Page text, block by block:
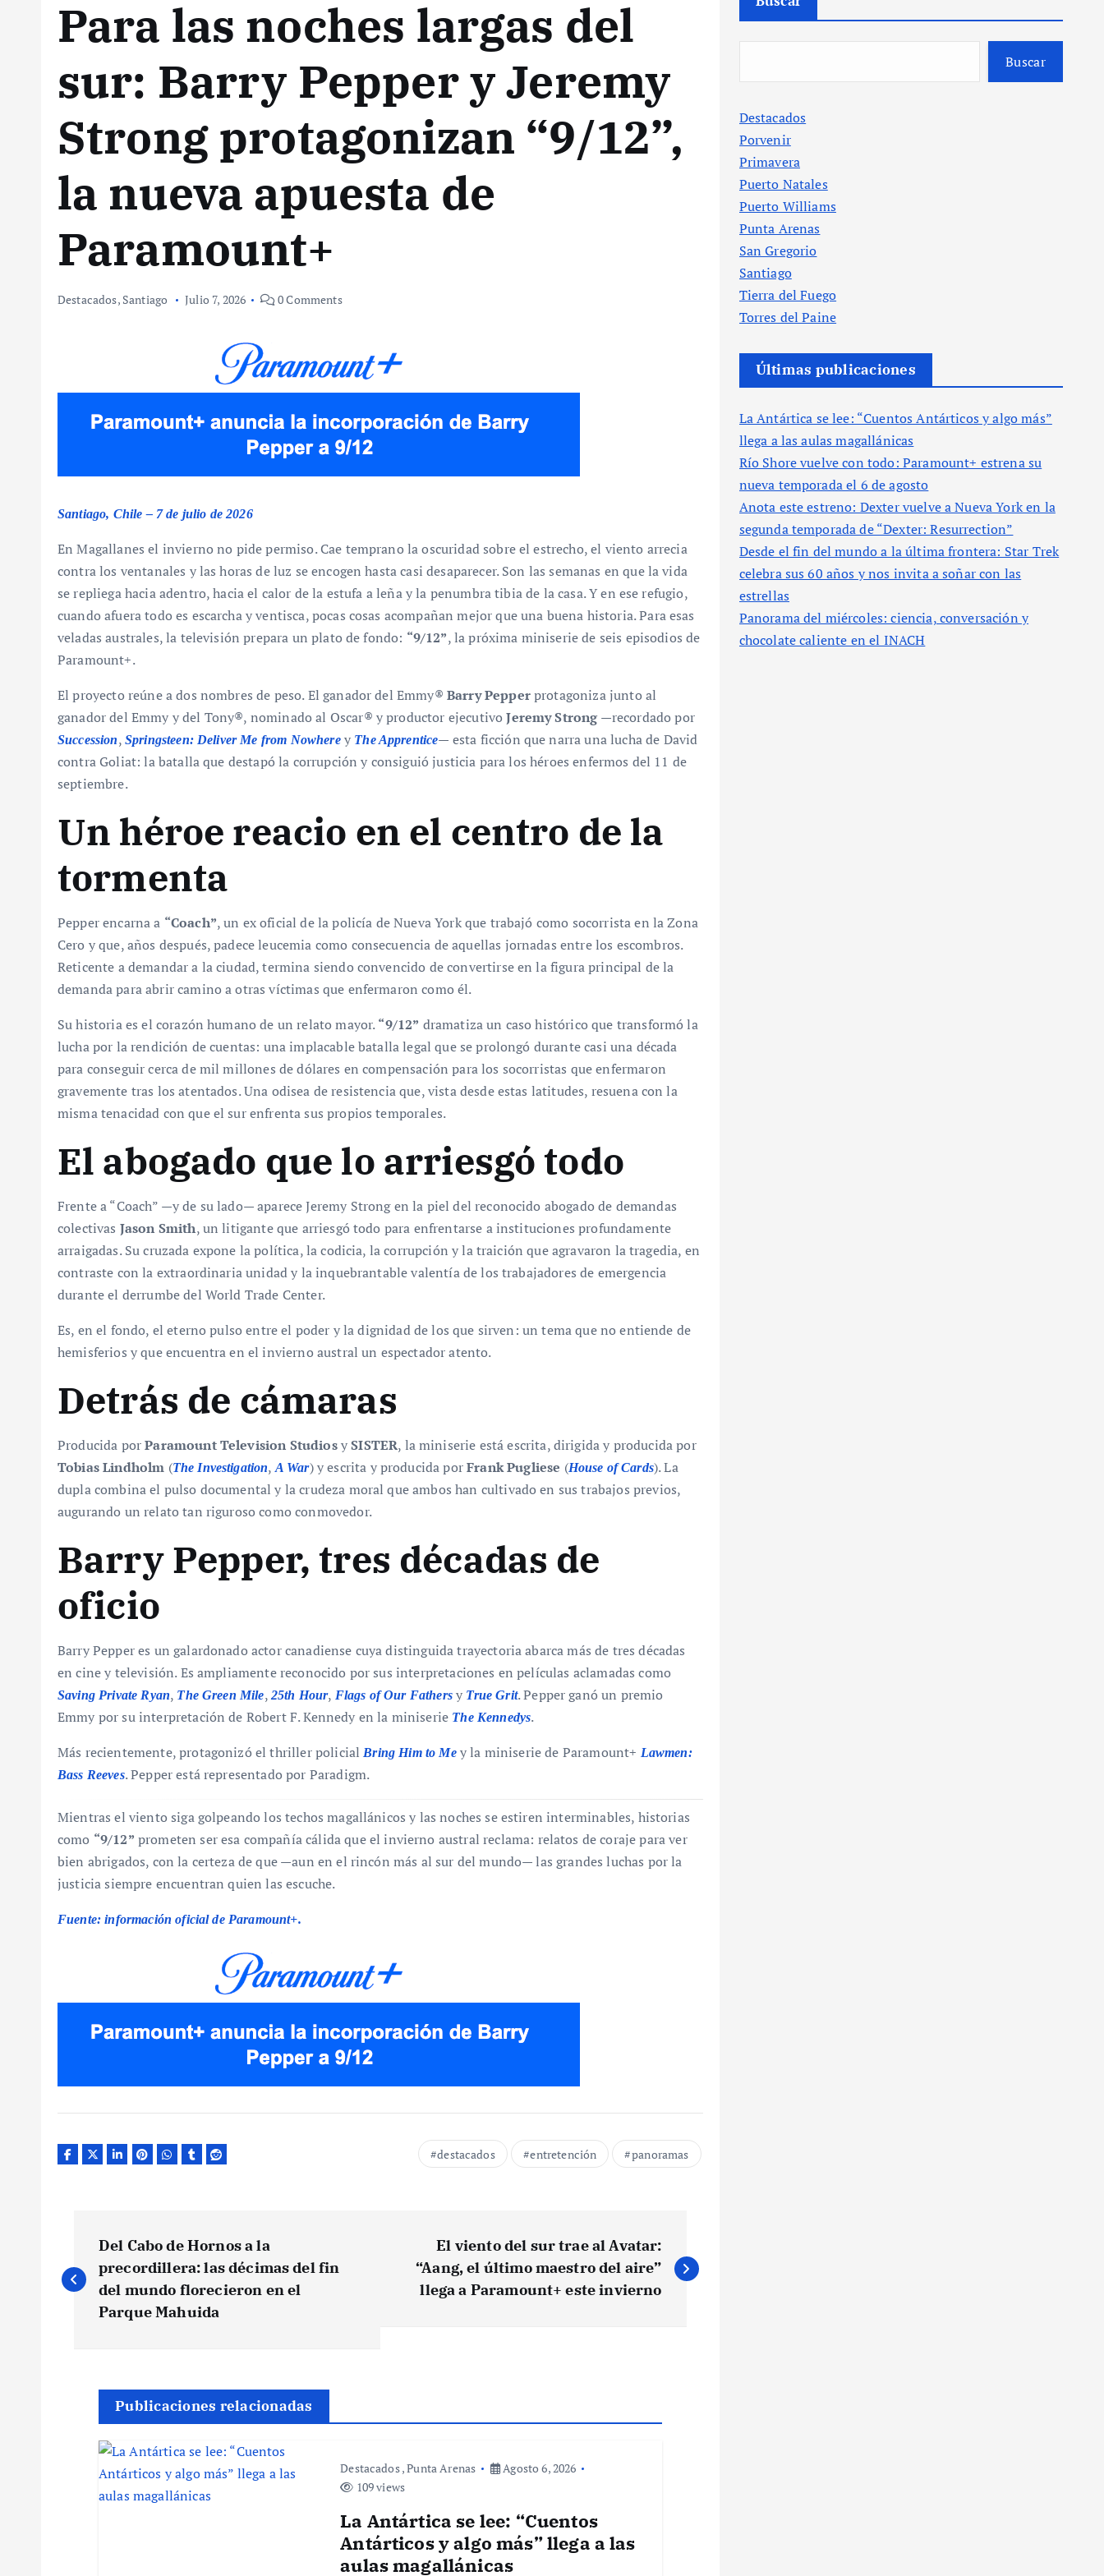
Para las noches largas del
sur: Barry Pepper y Jeremy
Strong protagonizan “9/12”,
la nueva apuesta de
Paramount+
Destacados, Santiago Julio 7, 2026 0 Comments
Santiago, Chile – 7 de julio de 2026
En Magallanes el invierno no pide permiso. Cae temprano la oscuridad sobre el estrecho, el viento arrecia
contra los ventanales y las horas de luz se encogen hasta casi desaparecer. Son las semanas en que la vida
se repliega hacia adentro, hacia el calor de la estufa a leña y la penumbra tibia de la casa. Y en ese refugio,
cuando afuera todo es escarcha y ventisca, pocas cosas acompañan mejor que una buena historia. Para esas
veladas australes, la televisión prepara un plato de fondo: “9/12”, la próxima miniserie de seis episodios de
Paramount+.
El proyecto reúne a dos nombres de peso. El ganador del Emmy® Barry Pepperprotagoniza junto al
ganador del Emmy y del Tony®, nominado al Oscar® y productor ejecutivoJeremy Strong—recordado por
Succession, Springsteen: Deliver Me from Nowherey The Apprentice— esta ficción que narra una lucha de David
contra Goliat: la batalla que destapó la corrupción y consiguió justicia para los héroes enfermos del 11 de
septiembre.
Un héroe reacio en el centro de la
tormenta
Pepper encarna a “Coach”, un ex oficial de la policía de Nueva York que trabajó como socorrista en la Zona
Cero y que, años después, padece leucemia como consecuencia de aquellas jornadas entre los escombros.
Reticente a demandar a la ciudad, termina siendo convencido de convertirse en la figura principal de la
demanda para abrir camino a otras víctimas que enfermaron como él.
Su historia es el corazón humano de un relato mayor.“9/12” dramatiza un caso histórico que transformó la
lucha por la rendición de cuentas: una implacable batalla legal que se prolongó durante casi una década
para conseguir cerca de mil millones de dólares en compensación para los socorristas que enfermaron
gravemente tras los atentados. Una odisea de resistencia que, vista desde estas latitudes, resuena con la
misma tenacidad con que el sur enfrenta sus propios temporales.
El abogado que lo arriesgó todo
Frente a “Coach” —y de su lado— aparece Jeremy Strong en la piel del reconocido abogado de demandas
colectivas Jason Smith, un litigante que arriesgó todo para enfrentarse a instituciones profundamente
arraigadas. Su cruzada expone la política, la codicia, la corrupción y la traición que agravaron la tragedia, en
contraste con la extraordinaria unidad y la inquebrantable valentía de los trabajadores de emergencia
durante el derrumbe del World Trade Center.
Es, en el fondo, el eterno pulso entre el poder y la dignidad de los que sirven: un tema que no entiende de
hemisferios y que encuentra en el invierno austral un espectador atento.
Detrás de cámaras
Producida porParamount Television StudiosySISTER, la miniserie está escrita, dirigida y producida por
Tobias Lindholm (The Investigation,A War) y escrita y producida porFrank Pugliese (House of Cards). La
dupla combina el pulso documental y la crudeza moral que ambos han cultivado en sus trabajos previos,
augurando un relato tan riguroso como conmovedor.
Barry Pepper, tres décadas de
oficio
Barry Pepper es un galardonado actor canadiense cuya distinguida trayectoria abarca más de tres décadas
en cine y televisión. Es ampliamente reconocido por sus interpretaciones en películas aclamadas como
Saving Private Ryan, The Green Mile,25th Hour, Flags of Our Fathersy True Grit. Pepper ganó un premio
Emmy por su interpretación de Robert F. Kennedy en la miniserie The Kennedys.
Más recientemente, protagonizó el thriller policialBring Him to Mey la miniserie de Paramount+ Lawmen:
Bass Reeves. Pepper está representado por Paradigm.
Mientras el viento siga golpeando los techos magallánicos y las noches se estiren interminables, historias
como “9/12” prometen ser esa compañía cálida que el invierno austral reclama: relatos de coraje para ver
bien abrigados, con la certeza de que —aun en el rincón más al sur del mundo— las grandes luchas por la
justicia siempre encuentran quien las escuche.
Fuente: información oficial de Paramount+.
destacados entretención panoramas
a
Del Cabo de Hornos a la
precordillera: las décimas del fin
del mundo florecieron en el
Parque Mahuida
El viento del sur trae al Avatar:
“Aang, el último maestro del aire”
llega a Paramount+ este invierno
Publicaciones relacionadas
Destacados,Punta Arenas
Agosto 6, 2026
109 views
La Antártica se lee: “Cuentos
Antárticos y algo más” llega a las
aulas magallánicas
Buscar
Destacados
Porvenir
Primavera
Puerto Natales
Puerto Williams
Punta Arenas
San Gregorio
Santiago
Tierra del Fuego
Torres del Paine
Últimas publicaciones
La Antártica se lee: “Cuentos Antárticos y algo más”
llega a las aulas magallánicas
Río Shore vuelve con todo: Paramount+ estrena su
nueva temporada el 6 de agosto
Anota este estreno: Dexter vuelve a Nueva York en la
segunda temporada de “Dexter: Resurrection”
Desde el fin del mundo a la última frontera: Star Trek
celebra sus 60 años y nos invita a soñar con las
estrellas
Panorama del miércoles: ciencia, conversación y
chocolate caliente en el INACH